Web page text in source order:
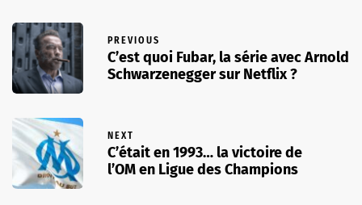
PREVIOUS
C’est quoi Fubar, la série avec Arnold
Schwarzenegger sur Netflix ?
NEXT
C’était en 1993… la victoire de
l’OM en Ligue des Champions